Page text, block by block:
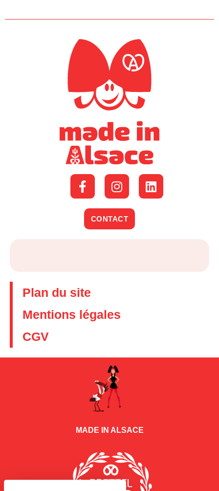
CONTACT
Plan du site
Mentions légales
CGV
MADE IN ALSACE